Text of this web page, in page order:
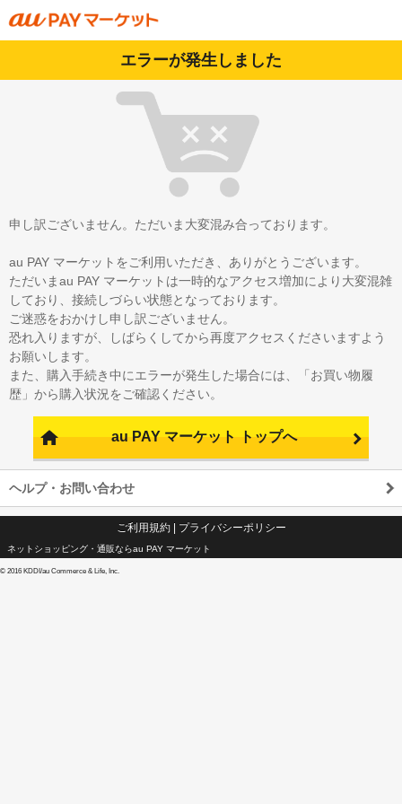
エラーが発生しました
申し訳ございません。ただいま大変混み合っております。
au PAY マーケットをご利用いただき、ありがとうございます。
ただいまau PAY マーケットは一時的なアクセス増加により大変混雑
しており、接続しづらい状態となっております。
ご迷惑をおかけし申し訳ございません。
恐れ入りますが、しばらくしてから再度アクセスくださいますよう
お願いします。
また、購入手続き中にエラーが発生した場合には、「お買い物履
歴」から購入状況をご確認ください。
au PAY マーケット トップへ
ヘルプ・お問い合わせ
ご利用規約| プライバシーポリシー
ネットショッピング・通販ならau PAY マーケット
© 2016 KDDI/au Commerce & Life, Inc.